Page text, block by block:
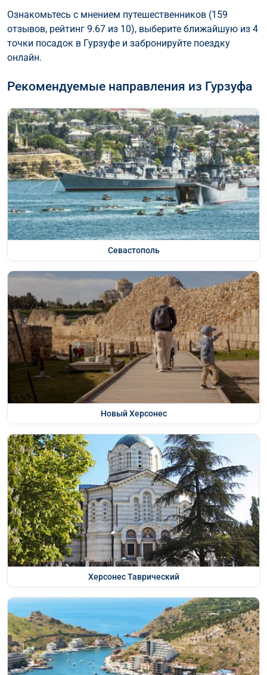
Ознакомьтесь с мнением путешественников (159
отзывов, рейтинг 9.67 из 10), выберите ближайшую из 4
точки посадок в Гурзуфе и забронируйте поездку
онлайн.
Рекомендуемые направления из Гурзуфа
Севастополь
Новый Херсонес
Херсонес Таврический